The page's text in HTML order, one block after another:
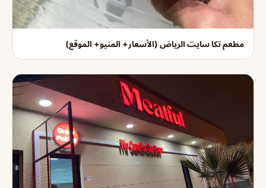
مطعم تكا سايت الرياض (الأسعار+ المنيو+ الموقع)